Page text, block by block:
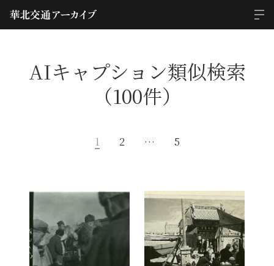
AIキャプション類似検索
（100件）
1 2 … 5